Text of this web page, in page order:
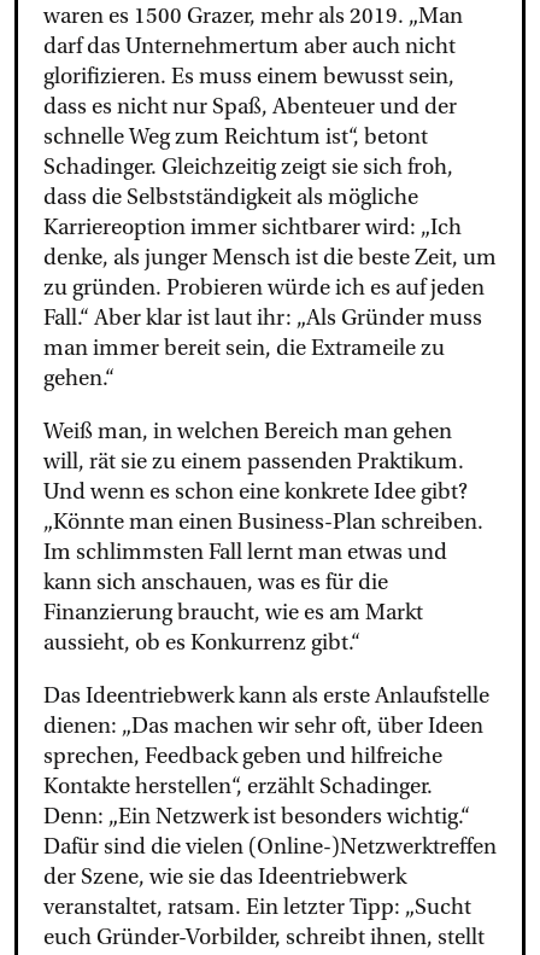
waren es 1500 Grazer, mehr als 2019. „Man
darf das Unternehmertum aber auch nicht
glorifizieren. Es muss einem bewusst sein,
dass es nicht nur Spaß, Abenteuer und der
schnelle Weg zum Reichtum ist“, betont
Schadinger. Gleichzeitig zeigt sie sich froh,
dass die Selbstständigkeit als mögliche
Karriereoption immer sichtbarer wird: „Ich
denke, als junger Mensch ist die beste Zeit, um
zu gründen. Probieren würde ich es auf jeden
Fall.“ Aber klar ist laut ihr: „Als Gründer muss
man immer bereit sein, die Extrameile zu
gehen.“
Weiß man, in welchen Bereich man gehen
will, rät sie zu einem passenden Praktikum.
Und wenn es schon eine konkrete Idee gibt?
„Könnte man einen Business-Plan schreiben.
Im schlimmsten Fall lernt man etwas und
kann sich anschauen, was es für die
Finanzierung braucht, wie es am Markt
aussieht, ob es Konkurrenz gibt.“
Das Ideentriebwerk kann als erste Anlaufstelle
dienen: „Das machen wir sehr oft, über Ideen
sprechen, Feedback geben und hilfreiche
Kontakte herstellen“, erzählt Schadinger.
Denn: „Ein Netzwerk ist besonders wichtig.“
Dafür sind die vielen (Online-)Netzwerktreffen
der Szene, wie sie das Ideentriebwerk
veranstaltet, ratsam. Ein letzter Tipp: „Sucht
euch Gründer-Vorbilder, schreibt ihnen, stellt